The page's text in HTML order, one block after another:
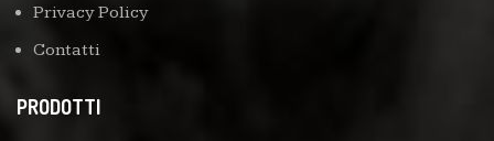
Privacy Policy
Contatti
PRODOTTI